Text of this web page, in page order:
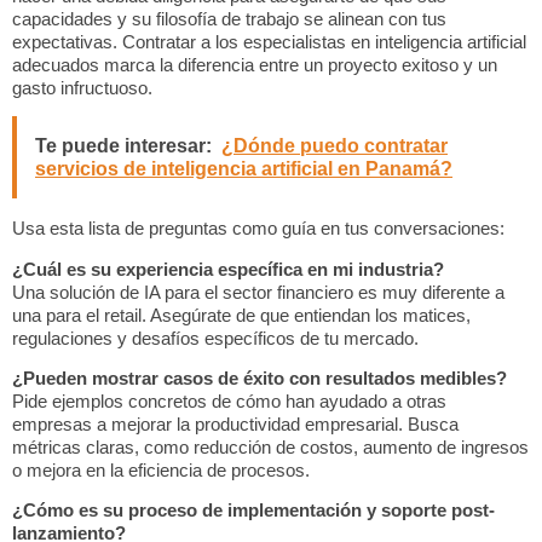
capacidades y su filosofía de trabajo se alinean con tus
expectativas. Contratar a los especialistas en inteligencia artificial
adecuados marca la diferencia entre un proyecto exitoso y un
gasto infructuoso.
Te puede interesar: ¿Dónde puedo contratar
servicios de inteligencia artificial en Panamá?
Usa esta lista de preguntas como guía en tus conversaciones:
¿Cuál es su experiencia específica en mi industria?
Una solución de IA para el sector financiero es muy diferente a
una para el retail. Asegúrate de que entiendan los matices,
regulaciones y desafíos específicos de tu mercado.
¿Pueden mostrar casos de éxito con resultados medibles?
Pide ejemplos concretos de cómo han ayudado a otras
empresas a mejorar la productividad empresarial. Busca
métricas claras, como reducción de costos, aumento de ingresos
o mejora en la eficiencia de procesos.
¿Cómo es su proceso de implementación y soporte post-
lanzamiento?